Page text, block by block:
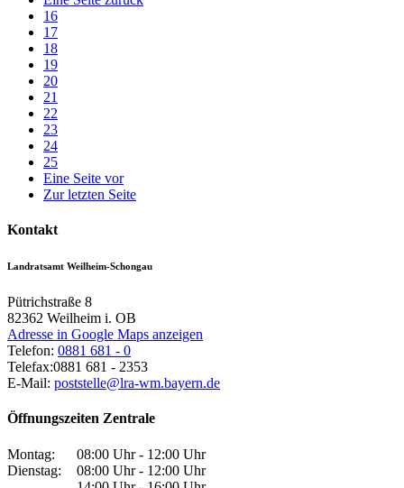
16
17
18
19
20
21
22
23
24
25
Eine Seite vor
Zur letzten Seite
Kontakt
Landratsamt Weilheim-Schongau
Pütrichstraße 8
82362 Weilheim i. OB
Adresse in Google Maps anzeigen
Telefon: 0881 681 - 0
Telefax:0881 681 - 2353
E-Mail: poststelle@lra-wm.bayern.de
Öffnungszeiten Zentrale
Montag:
08:00 Uhr - 12:00 Uhr
Dienstag:
08:00 Uhr - 12:00 Uhr